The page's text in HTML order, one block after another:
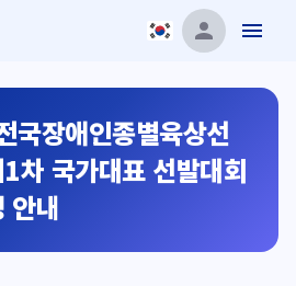
국장애인종별육상선
차 국가대표 선발대회
안내